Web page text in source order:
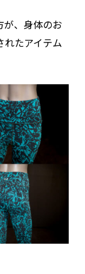
が、身体のお
れたアイテム